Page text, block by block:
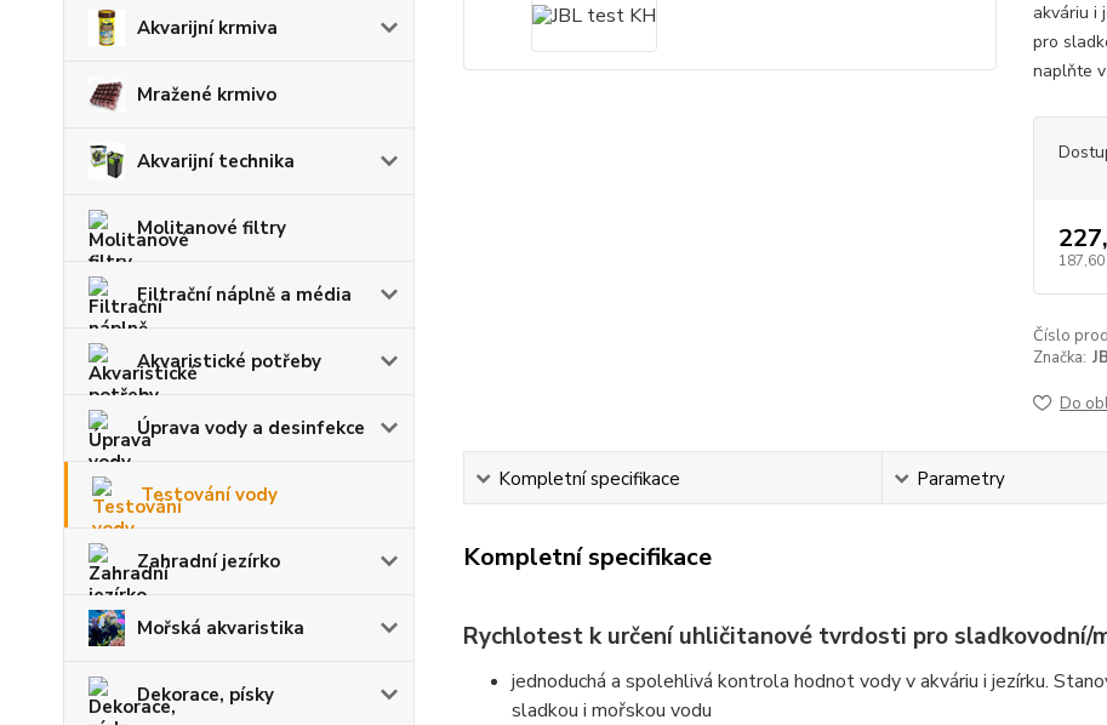
Akvarijní krmiva
Mražené krmivo
Akvarijní technika
Molitanové filtry
Filtrační náplně a média
Akvaristické potřeby
Úprava vody a desinfekce
Testování vody
Zahradní jezírko
Mořská akvaristika
Dekorace, písky
akváriu i
pro
naplňte
187,60
Číslo
Značka:
Do
Kompletní specifikace Parametry
Kompletní specifikace
Rychlotest k určení uhličitanové tvrdosti pro sladkovodní/
jednoduchá a spolehlivá kontrola hodnot vody v akváriu i jezírku.
sladkou i mořskou vodu